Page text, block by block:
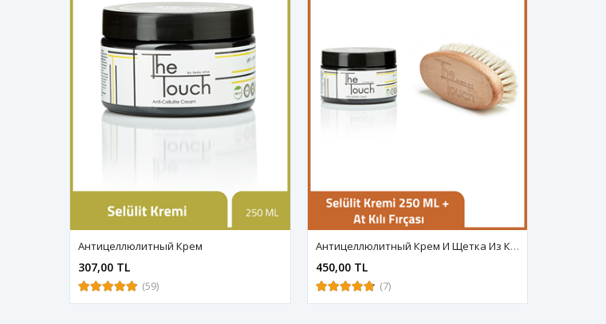
Антицеллюлитный Крем
307,00 TL
(59)
Антицеллюлитный Крем И Щетка Из Конского Волоса
450,00 TL
(7)